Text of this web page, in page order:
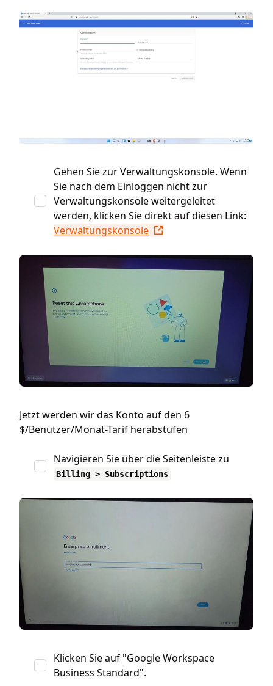
Gehen Sie zur Verwaltungskonsole. Wenn
Sie nach dem Einloggen nicht zur
Verwaltungskonsole weitergeleitet
werden, klicken Sie direkt auf diesen Link:
Verwaltungskonsole
Jetzt werden wir das Konto auf den 6
$/Benutzer/Monat-Tarif herabstufen
Navigieren Sie über die Seitenleiste zu
Billing > Subscriptions
Klicken Sie auf "Google Workspace
Business Standard".